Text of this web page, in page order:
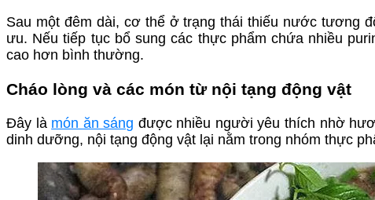
Sau một đêm dài, cơ thể ở trạng thái thiếu nước tương
ưu. Nếu tiếp tục bổ sung các thực phẩm chứa nhiều
cao hơn bình thường.
Cháo lòng và các món từ nội tạng động vật
Đây là món ăn sáng được nhiều người yêu thích nhờ
dinh dưỡng, nội tạng động vật lại nằm trong nhóm thực